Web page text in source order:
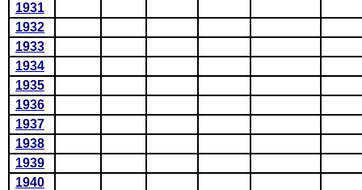
1931
1932
1933
1934
1935
1936
1937
1938
1939
1940